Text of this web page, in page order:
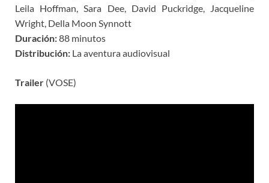
Leila Hoffman, Sara Dee, David Puckridge, Jacqueline
Wright, Della Moon Synnott
Duración:88 minutos
Distribución: La aventura audiovisual
Trailer (VOSE)